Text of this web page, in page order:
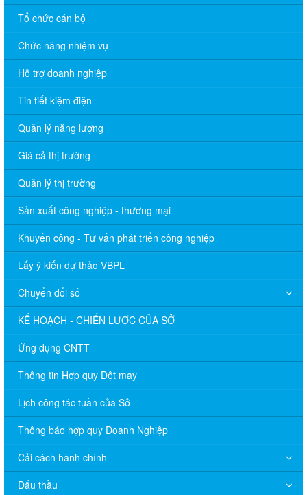
Tổ chức cán bộ
Chức năng nhiệm vụ
Hỗ trợ doanh nghiệp
Tin tiết kiệm điện
Quản lý năng lượng
Giá cả thị trường
Quản lý thị trường
Sản xuất công nghiệp - thương mại
Khuyến công - Tư vấn phát triển công nghiệp
Lấy ý kiến dự thảo VBPL
Chuyển đổi số
KẾ HOẠCH - CHIẾN LƯỢC CỦA SỞ
Ứng dụng CNTT
Thông tin Hợp quy Dệt may
Lịch công tác tuần của Sở
Thông báo hợp quy Doanh Nghiệp
Cải cách hành chính
Đấu thầu